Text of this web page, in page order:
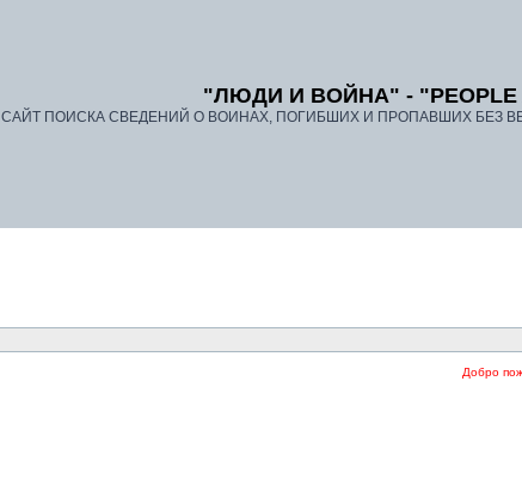
"ЛЮДИ И ВОЙНА" - "PEOPLE
САЙТ ПОИСКА СВЕДЕНИЙ О ВОИНАХ, ПОГИБШИХ И ПРОПАВШИХ БЕЗ
Добро